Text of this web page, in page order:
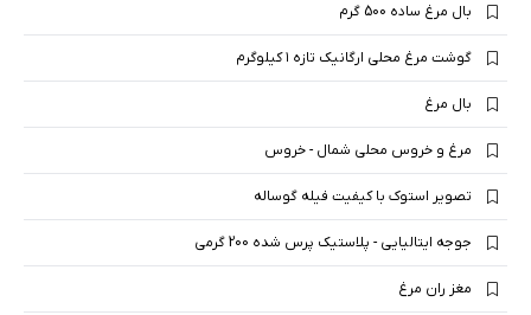
بال مرغ ساده 500 گرم
گوشت مرغ محلی ارگانیک تازه ۱ کیلوگرم
بال مرغ
مرغ و خروس محلی شمال - خروس
تصویر استوک با کیفیت فیله گوساله
جوجه ایتالیایی - پلاستیک پرس شده 200 گرمی
مغز ران مرغ